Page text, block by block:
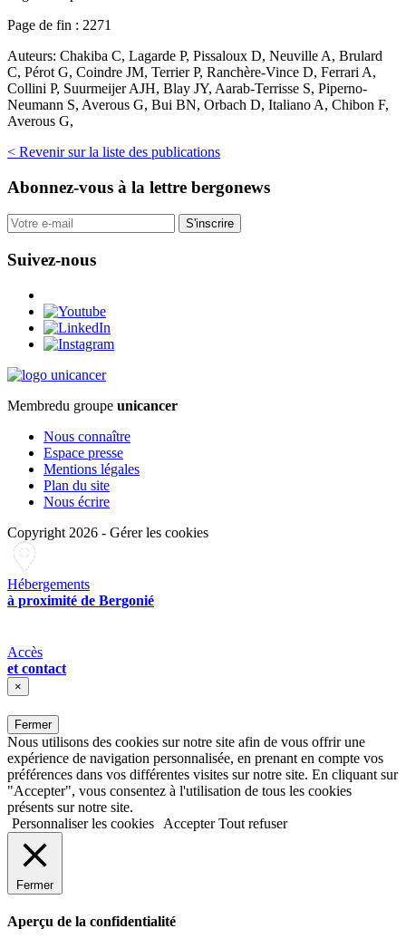
Page de fin : 2271
Auteurs: Chakiba C, Lagarde P, Pissaloux D, Neuville A, Brulard
C, Pérot G, Coindre JM, Terrier P, Ranchère-Vince D, Ferrari A,
Collini P, Suurmeijer AJH, Blay JY, Aarab-Terrisse S, Piperno-
Neumann S, Averous G, Bui BN, Orbach D, Italiano A, Chibon F,
Averous G,
< Revenir sur la liste des publications
Abonnez-vous à la lettre bergonews
S'inscrire
Suivez-nous
Membredu groupe unicancer
Nous connaître
Espace presse
Mentions légales
Plan du site
Nous écrire
Copyright 2026 - Gérer les cookies
Hébergements
à proximité de Bergonié
Accès
et contact
×
Fermer
Nous utilisons des cookies sur notre site afin de vous offrir une
expérience de navigation personnalisée, en prenant en compte vos
préférences dans vos différentes visites sur notre site. En cliquant sur
"Accepter", vous consentez à l'utilisation de tous les cookies
présents sur notre site.
Personnaliser les cookies
Accepter Tout refuser
Fermer
Aperçu de la confidentialité